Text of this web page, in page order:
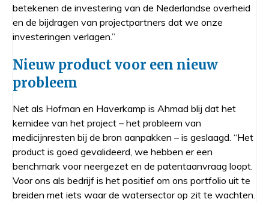
betekenen de investering van de Nederlandse overheid
en de bijdragen van projectpartners dat we onze
investeringen verlagen.”
Nieuw product voor een nieuw
probleem
Net als Hofman en Haverkamp is Ahmad blij dat het
kernidee van het project – het probleem van
medicijnresten bij de bron aanpakken – is geslaagd. “Het
product is goed gevalideerd, we hebben er een
benchmark voor neergezet en de patentaanvraag loopt.
Voor ons als bedrijf is het positief om ons portfolio uit te
breiden met iets waar de watersector op zit te wachten.